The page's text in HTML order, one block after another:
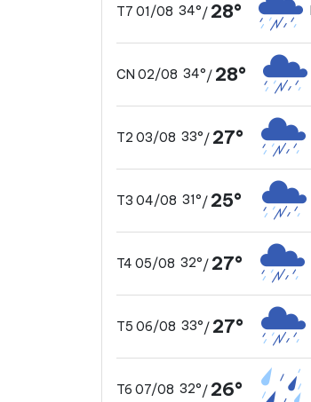
T7 01/08 34°/ 28°
CN 02/08 34°/ 28°
T2 03/08 33°/ 27°
T3 04/08 31°/ 25°
T4 05/08 32°/ 27°
T5 06/08 33°/ 27°
T6 07/08 32°/ 26°